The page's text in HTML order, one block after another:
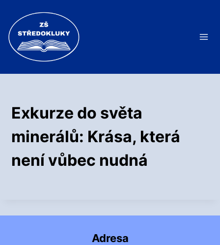
obsah
Exkurze do světa
minerálů: Krása, která
není vůbec nudná
Adresa